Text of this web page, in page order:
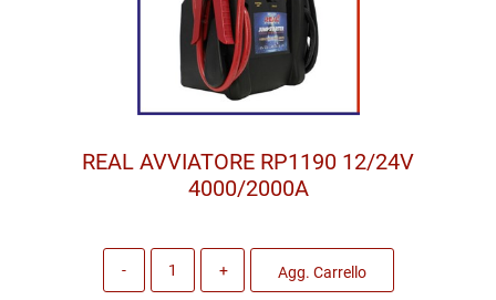
REAL AVVIATORE RP1190 12/24V
4000/2000A
Agg. Carrello